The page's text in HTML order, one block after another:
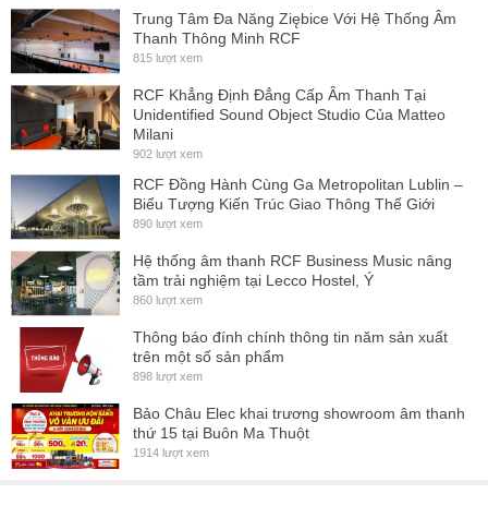
Trung Tâm Đa Năng Ziębice Với Hệ Thống Âm
Thanh Thông Minh RCF
815 lượt xem
RCF Khẳng Định Đẳng Cấp Âm Thanh Tại
Unidentified Sound Object Studio Của Matteo
Milani
902 lượt xem
RCF Đồng Hành Cùng Ga Metropolitan Lublin –
Biểu Tượng Kiến Trúc Giao Thông Thế Giới
890 lượt xem
Hệ thống âm thanh RCF Business Music nâng
tầm trải nghiệm tại Lecco Hostel, Ý
860 lượt xem
Thông báo đính chính thông tin năm sản xuất
trên một số sản phẩm
898 lượt xem
Bảo Châu Elec khai trương showroom âm thanh
thứ 15 tại Buôn Ma Thuột
1914 lượt xem